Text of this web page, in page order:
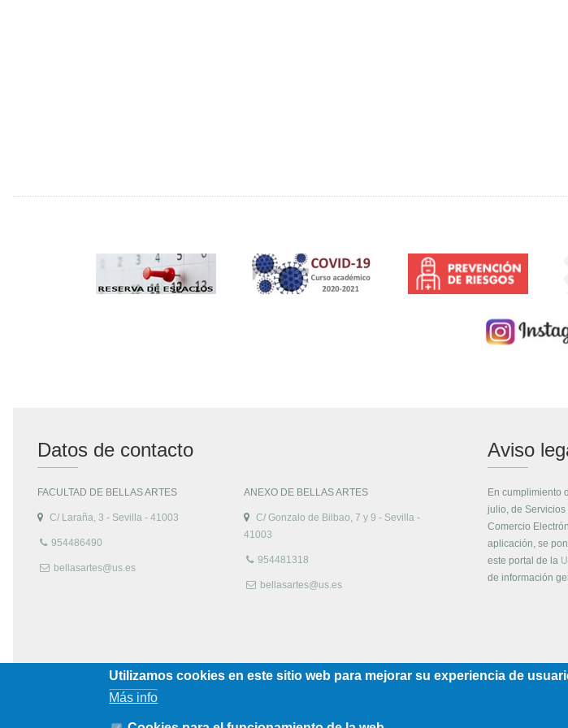
Datos de contacto
FACULTAD DE BELLAS ARTES
C/ Laraña, 3 - Sevilla - 41003
954486490
bellasartes@us.es
ANEXO DE BELLAS ARTES
C/ Gonzalo de Bilbao, 7 y 9 - Sevilla -
41003
954481318
bellasartes@us.es
Aviso
En cumplimiento
julio, de
Comercio
aplicación, se
este portal de la
de información
Utilizamos cookies en este sitio web para mejorar su experiencia de
Más info